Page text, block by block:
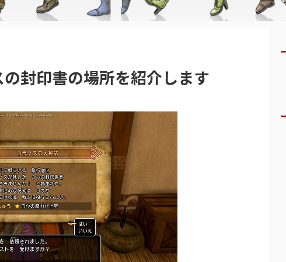
封印書の場所を紹介します